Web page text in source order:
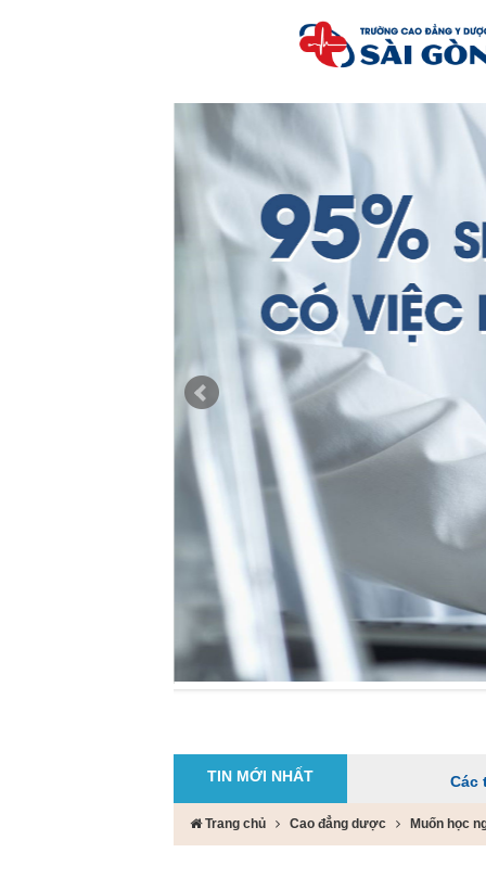
Các trường
TIN MỚI NHẤT
Trang chủ Cao đẳng dược Muốn học